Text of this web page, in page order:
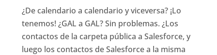
¿De calendario a calendario y viceversa? ¡Lo
tenemos! ¿GAL a GAL? Sin problemas. ¿Los
contactos de la carpeta pública a Salesforce, y
luego los contactos de Salesforce a la misma